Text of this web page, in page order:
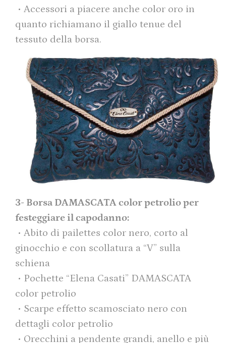
• Accessori a piacere anche color oro in
quanto richiamano il giallo tenue del
tessuto della borsa.
3- Borsa DAMASCATA color petrolio per
festeggiare il capodanno:
• Abito di pailettes color nero, corto al
ginocchio e con scollatura a “V” sulla
schiena
• Pochette “Elena Casati” DAMASCATA
color petrolio
• Scarpe effetto scamosciato nero con
dettagli color petrolio
• Orecchini a pendente grandi, anello e più